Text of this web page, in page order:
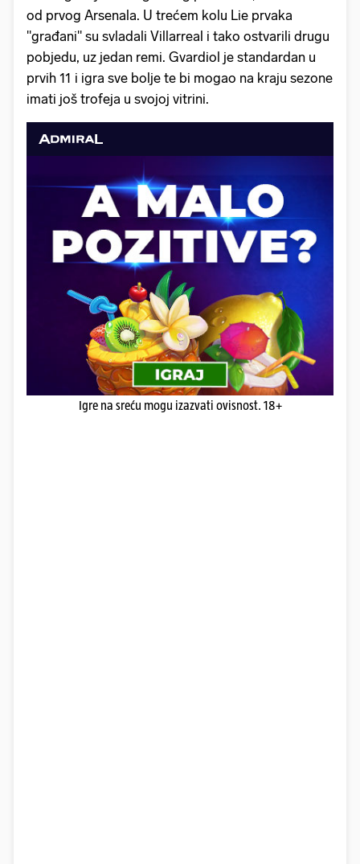
od prvog Arsenala. U trećem kolu Lie prvaka
"građani" su svladali Villarreal i tako ostvarili drugu
pobjedu, uz jedan remi. Gvardiol je standardan u
prvih 11 i igra sve bolje te bi mogao na kraju sezone
imati još trofeja u svojoj vitrini.
Igre na sreću mogu izazvati ovisnost. 18+